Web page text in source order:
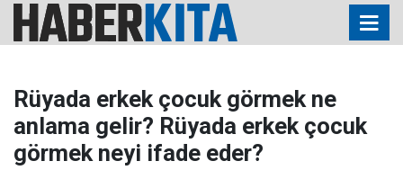
Rüyada erkek çocuk görmek ne
anlama gelir? Rüyada erkek çocuk
görmek neyi ifade eder?